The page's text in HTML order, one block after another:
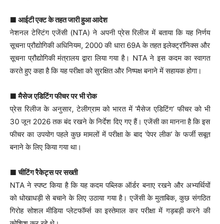
■ आईटी एक्ट के तहत जारी हुआ आदेश
नेशनल टेस्टिंग एजेंसी (NTA) ने अपनी प्रेस रिलीज में बताया कि यह निर्णय
सूचना प्रौद्योगिकी अधिनियम, 2000 की धारा 69A के तहत इलेक्ट्रॉनिक्स और
सूचना प्रौद्योगिकी मंत्रालय द्वारा लिया गया है। NTA ने इस कदम का स्वागत
करते हुए कहा है कि यह परीक्षा को सुरक्षित और निष्पक्ष बनाने में सहायक होगा।
■ मैसेज एडिटिंग फीचर पर भी रोक
प्रेस रिलीज के अनुसार, टेलीग्राम को भारत में ‘मैसेज एडिटिंग’ फीचर को भी
30 जून 2026 तक बंद रखने के निर्देश दिए गए हैं। एजेंसी का मानना है कि इस
फीचर का उपयोग पहले कुछ मामलों में परीक्षा के बाद ‘पेपर लीक’ के फर्जी सबूत
बनाने के लिए किया गया था।
■ चीटिंग रैकेट्स पर सख्ती
NTA ने स्पष्ट किया है कि यह कदम पब्लिक ऑर्डर बनाए रखने और अभ्यर्थियों
को धोखाधड़ी से बचाने के लिए उठाया गया है। एजेंसी के मुताबिक, कुछ संगठित
गिरोह सोशल मीडिया प्लेटफॉर्म्स का इस्तेमाल कर परीक्षा में गड़बड़ी करने की